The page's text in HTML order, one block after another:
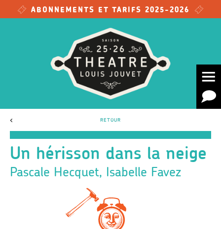
Skip to main content
ABONNEMENTS ET TARIFS 2025-2026
< RETOUR
Un hérisson dans la neige
Pascale Hecquet, Isabelle Favez